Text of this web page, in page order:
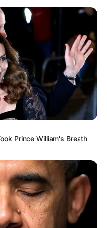
billieeilish)
ganti model rambut
Prince William's Breath